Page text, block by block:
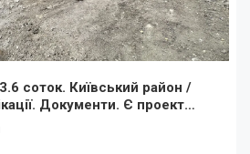
соток. Київський район /
Документи. Є проект